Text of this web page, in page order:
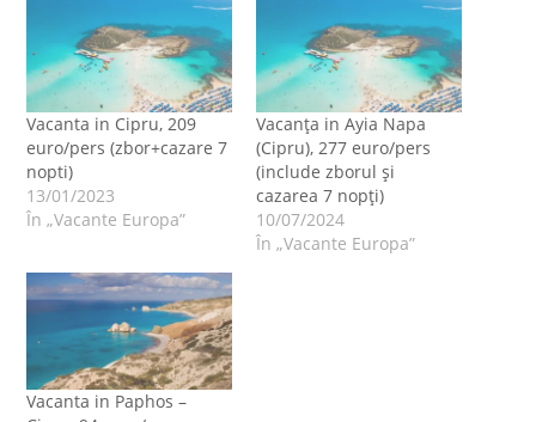
Vacanta in Cipru, 209
euro/pers (zbor+cazare 7
nopti)
13/01/2023
În „Vacante Europa”
Vacanța in Ayia Napa
(Cipru), 277 euro/pers
(include zborul și
cazarea 7 nopți)
10/07/2024
În „Vacante Europa”
Vacanta in Paphos –